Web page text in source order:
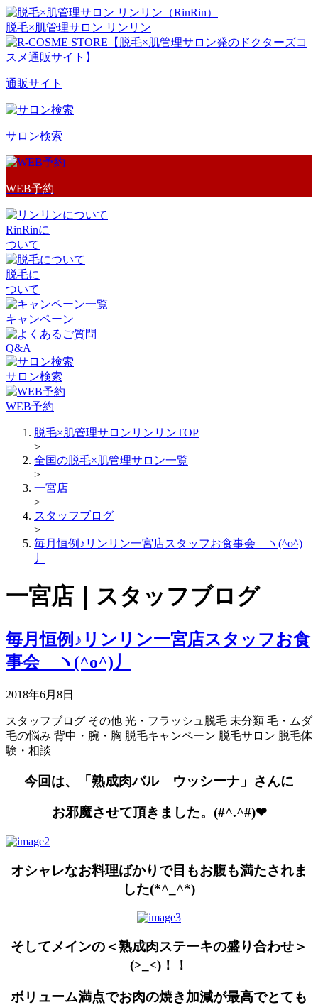
脱毛×肌管理サロン リンリン
通販サイト
サロン検索
WEB予約
RinRinに
ついて
脱毛に
ついて
キャンペーン
Q&A
サロン検索
WEB予約
脱毛×肌管理サロンリンリンTOP
>
全国の脱毛×肌管理サロン一覧
>
一宮店
>
スタッフブログ
>
毎月恒例♪リンリン一宮店スタッフお食事会 ヽ(^o^)
丿
一宮店｜スタッフブログ
毎月恒例♪リンリン一宮店スタッフお食
事会 ヽ(^o^)丿
2018年6月8日
スタッフブログ その他 光・フラッシュ脱毛 未分類 毛・ムダ
毛の悩み 背中・腕・胸 脱毛キャンペーン 脱毛サロン 脱毛体
験・相談
今回は、「熟成肉バル ウッシーナ」さんに
お邪魔させて頂きました。(#^.^#)❤
オシャレなお料理ばかりで目もお腹も満たされま
した(*^_^*)
そしてメインの＜熟成肉ステーキの盛り合わせ＞
(>_<)！！
ボリューム満点でお肉の焼き加減が最高でとても